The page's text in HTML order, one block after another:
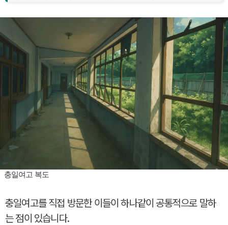
충일여고 복도
충일여고를 직접 방문한 이들이 하나같이 공통적으로 말하
는 점이 있습니다.